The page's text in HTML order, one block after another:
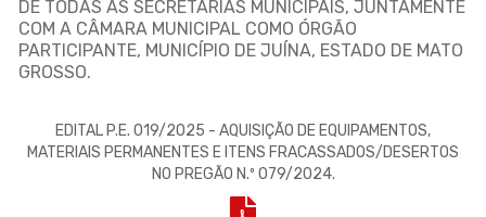
DE TODAS AS SECRETARIAS MUNICIPAIS, JUNTAMENTE
COM A CÂMARA MUNICIPAL COMO ÓRGÃO
PARTICIPANTE, MUNICÍPIO DE JUÍNA, ESTADO DE MATO
GROSSO.
EDITAL P.E. 019/2025 - AQUISIÇÃO DE EQUIPAMENTOS,
MATERIAIS PERMANENTES E ITENS FRACASSADOS/DESERTOS
NO PREGÃO N.º 079/2024.